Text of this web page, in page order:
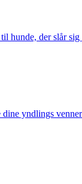
hunde, der slår
yndlings